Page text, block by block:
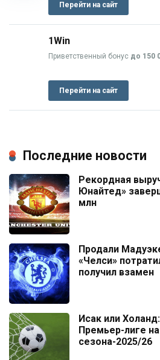
Перейти на сайт
1Win
Приветственный бонус до 150
Перейти на сайт
Последние новости
Рекордная
Юнайтед»
млн
Продали
«Челси»
получил взамен
Исак или
Премьер-лиге
сезона-2025/26